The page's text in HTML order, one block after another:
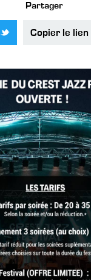
Partager
Copier le lien